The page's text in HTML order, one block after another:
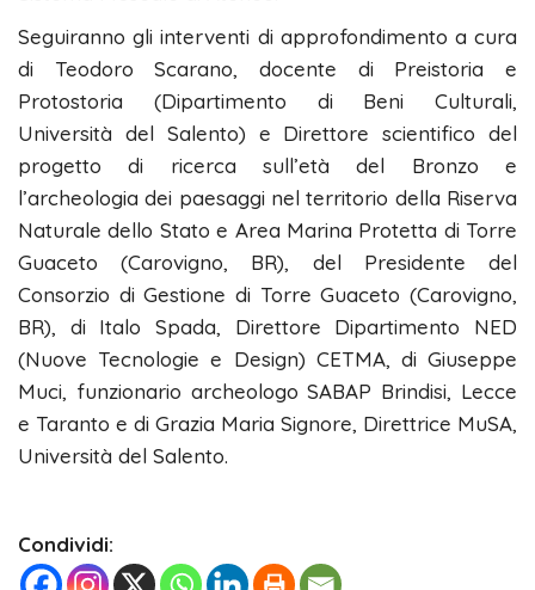
Seguiranno gli interventi di approfondimento a cura
di Teodoro Scarano, docente di Preistoria e
Protostoria (Dipartimento di Beni Culturali,
Università del Salento) e Direttore scientifico del
progetto di ricerca sull’età del Bronzo e
l’archeologia dei paesaggi nel territorio della Riserva
Naturale dello Stato e Area Marina Protetta di Torre
Guaceto (Carovigno, BR), del Presidente del
Consorzio di Gestione di Torre Guaceto (Carovigno,
BR), di Italo Spada, Direttore Dipartimento NED
(Nuove Tecnologie e Design) CETMA, di Giuseppe
Muci, funzionario archeologo SABAP Brindisi, Lecce
e Taranto e di Grazia Maria Signore, Direttrice MuSA,
Università del Salento.
Condividi: